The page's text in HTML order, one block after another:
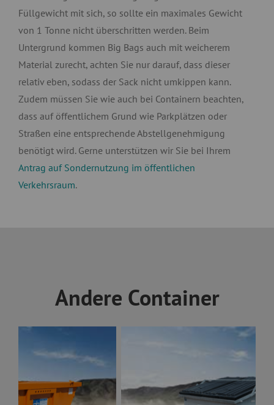
Füllgewicht mit sich, so sollte ein maximales Gewicht
von 1 Tonne nicht überschritten werden. Beim
Untergrund kommen Big Bags auch mit weicherem
Material zurecht, achten Sie nur darauf, dass dieser
relativ eben, sodass der Sack nicht umkippen kann.
Zudem müssen Sie wie auch bei Containern beachten,
dass auf öffentlichem Grund wie Parkplätzen oder
Straßen eine entsprechende Abstellgenehmigung
benötigt wird. Gerne unterstützen wir Sie bei Ihrem
Antrag auf Sondernutzung im öffentlichen
Verkehrsraum.
Andere Container